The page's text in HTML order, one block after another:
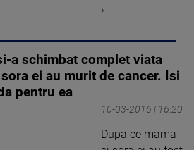
›
a schimbat complet viata
ei au murit de cancer. Isi
pentru ea
10-03-2016 | 16:20
Dupa ce mama